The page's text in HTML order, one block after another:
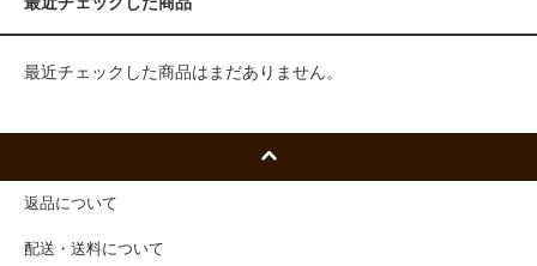
最近チェックした商品はまだありません。
返品について
配送・送料について